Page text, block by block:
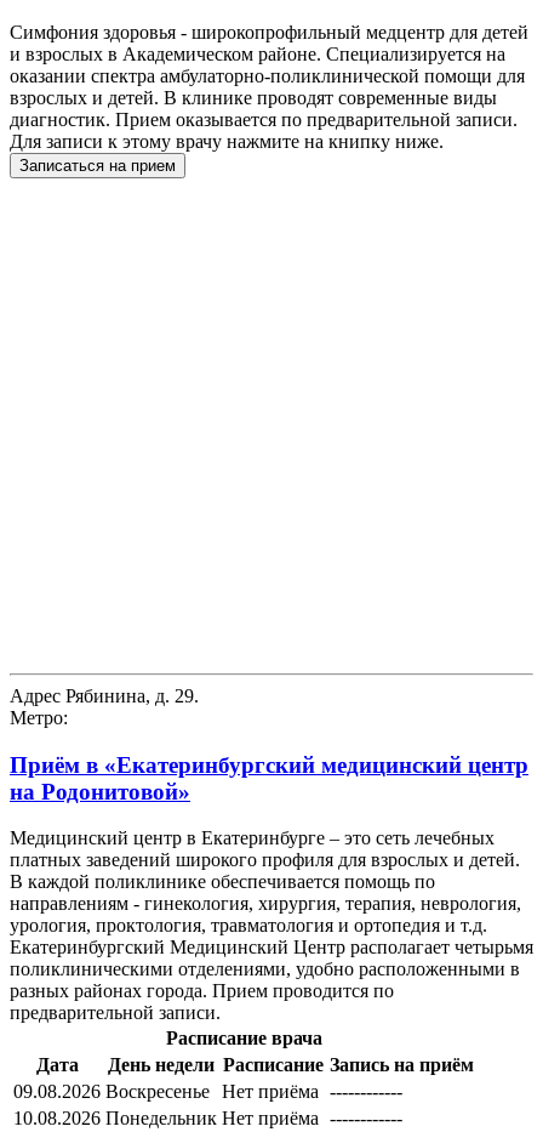
Симфония здоровья - широкопрофильный медцентр для детей
и взрослых в Академическом районе. Специализируется на
оказании спектра амбулаторно-поликлинической помощи для
взрослых и детей. В клинике проводят современные виды
диагностик. Прием оказывается по предварительной записи.
Для записи к этому врачу нажмите на книпку ниже.
Записаться на прием
Адрес Рябинина, д. 29.
Метро:
Приём в «Екатеринбургский медицинский центр
на Родонитовой»
Медицинский центр в Екатеринбурге – это сеть лечебных
платных заведений широкого профиля для взрослых и детей.
В каждой поликлинике обеспечивается помощь по
направлениям - гинекология, хирургия, терапия, неврология,
урология, проктология, травматология и ортопедия и т.д.
Екатеринбургский Медицинский Центр располагает четырьмя
поликлиническими отделениями, удобно расположенными в
разных районах города. Прием проводится по
предварительной записи.
Расписание врача
Дата
День недели Расписание Запись на приём
09.08.2026 Воскресенье Нет приёма ------------
10.08.2026 Понедельник Нет приёма ------------